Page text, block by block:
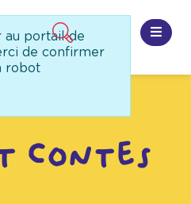
au portail de
de confirmer
robot
contes